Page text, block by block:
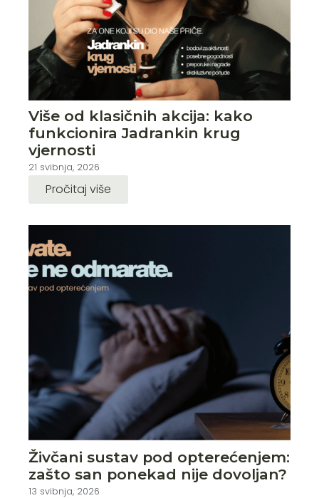
Više od klasičnih akcija: kako
funkcionira Jadrankin krug
vjernosti
21 svibnja, 2026
Pročitaj više
Živčani sustav pod opterećenjem:
zašto san ponekad nije dovoljan?
13 svibnja, 2026